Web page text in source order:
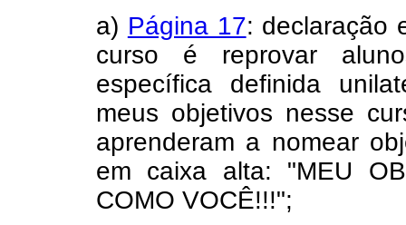
a) Página 17: declaração
curso é reprovar
específica definida
meus objetivos nesse
aprenderam a nomear
em caixa alta: "MEU
COMO VOCÊ!!!";